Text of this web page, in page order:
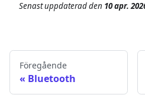
Senast uppdateradden 10 apr.
Föregående
Bluetooth